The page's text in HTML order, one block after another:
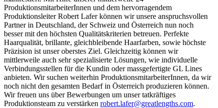
ProduktionsmitarbeiterInnen und dem hervorragendem
Produktionsleiter Robert Lafer können wir unsere anspruchsvollen
Partner in Deutschland, der Schweiz und Österreich nun noch
besser mit den höchsten Qualitätskriterien betreuen. Perfekte
Haarqualität, brillante, gleichbleibende Haarfarben, sowie höchste
Präzision ist unser oberstes Ziel. Gleichzeitig können wir
mittlerweile auch sehr spezialisierte Lösungen, wie individuelle
Verbindungsstellen für die Kundin oder massgefertigte GL Lines
anbieten. Wir suchen weiterhin ProduktionsmitarbeiterInnen, da wir
noch nicht den gesamten Bedarf in Österreich produzieren können.
Wir freuen uns über Bewerbungen um unser tatkräftiges
Produktionsteam zu verstärken robert.lafer@greatlengths.com.